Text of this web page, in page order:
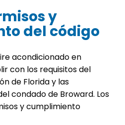
y
del código
acondicionado en
con los requisitos del
de Florida y las
condado de Broward. Los
y cumplimiento